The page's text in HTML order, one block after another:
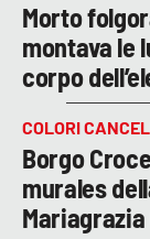
Morto
montava le
corpo
COLORI
Borgo
murales